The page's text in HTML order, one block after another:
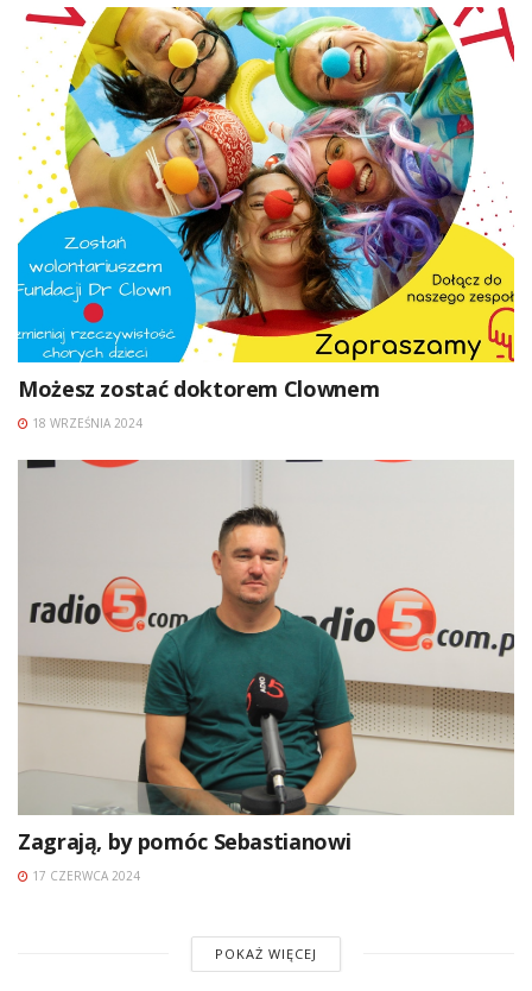
Możesz zostać doktorem Clownem
18 WRZEŚNIA 2024
Zagrają, by pomóc Sebastianowi
17 CZERWCA 2024
POKAŻ WIĘCEJ